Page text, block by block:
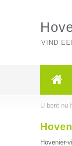
VIND
U bent nu
Hovenier-